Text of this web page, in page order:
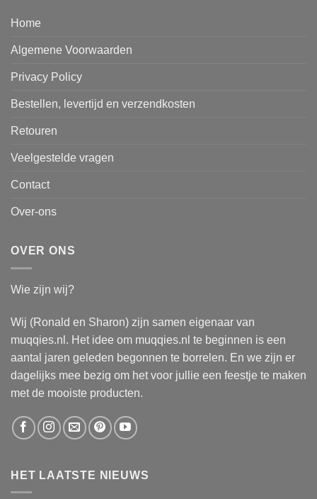
Home
Algemene Voorwaarden
Privacy Policy
Bestellen, levertijd en verzendkosten
Retouren
Veelgestelde vragen
Contact
Over-ons
OVER ONS
Wie zijn wij?
Wij (Ronald en Sharon) zijn samen eigenaar van
muqqies.nl. Het idee om muqqies.nl te beginnen is een
aantal jaren geleden begonnen te borrelen. En we zijn er
dagelijks mee bezig om het voor jullie een feestje te maken
met de mooiste producten.
HET LAATSTE NIEUWS